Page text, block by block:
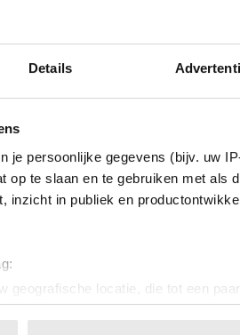
Details
je persoonlijke gegevens (bijv. uw
op te slaan en te gebruiken met als
inzicht in publiek en
geografische locatie, die tot een
het actief te scannen op specifieke
JANINE ABBRING OVER